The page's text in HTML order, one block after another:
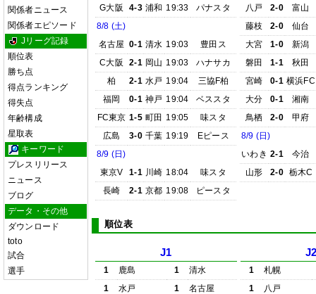
関係者ニュース
関係者エピソード
Jリーグ記録
順位表
勝ち点
得点ランキング
得失点
年齢構成
星取表
キーワード
プレスリリース
ニュース
ブログ
データ・その他
ダウンロード
toto
試合
選手
G大阪
4-3 浦和 19:33
パナスタ
8/8 (土)
名古屋 0-1 清水 19:03
豊田ス
C大阪
2-1 岡山 19:03
ハナサカ
柏
2-1 水戸 19:04
三協F柏
福岡
0-1 神戸 19:04
ベススタ
FC東京 1-5 町田 19:05
味スタ
広島
3-0 千葉 19:19
Eピース
8/9 (日)
東京V
1-1 川崎 18:04
味スタ
長崎
2-1 京都 19:08 ピースタ
八戸
2-0
富山
藤枝
2-0
仙台
大宮
1-0
新潟
磐田
1-1
秋田
宮崎
0-1 横浜FC
大分
0-1
湘南
鳥栖
2-0
甲府
8/9 (日)
いわき 2-1
今治
山形
2-0 栃木C
順位表
J1
1 鹿島 1
清水
1
水戸 1
名古屋
1
札幌
1
八戸